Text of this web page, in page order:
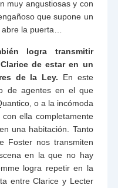
muy angustiosas y con
que supone un
la puerta…
logra transmitir
de estar en un
de la Ley. En este
de agentes en el que
o a la incómoda
ella completamente
una habitación. Tanto
Foster nos transmiten
en la que no hay
logra repetir en la
entre Clarice y Lecter